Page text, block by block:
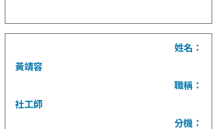
姓名：
黃靖容
職稱：
社工師
分機：